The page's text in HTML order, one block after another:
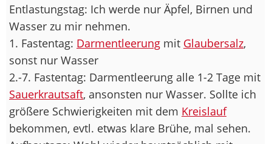
Entlastungstag: Ich werde nur Äpfel, Birnen und
Wasser zu mir nehmen.
1. Fastentag: Darmentleerung mit Glaubersalz,
sonst nur Wasser
2.-7. Fastentag: Darmentleerung alle 1-2 Tage mit
Sauerkrautsaft, ansonsten nur Wasser. Sollte ich
größere Schwierigkeiten mit dem Kreislauf
bekommen, evtl. etwas klare Brühe, mal sehen.